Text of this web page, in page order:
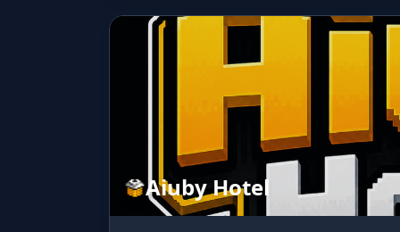
Aiuby Hotel